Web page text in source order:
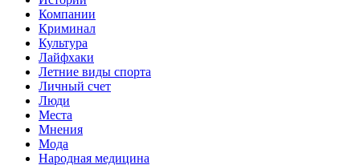
Компании
Криминал
Культура
Лайфхаки
Летние виды спорта
Личный счет
Люди
Места
Мнения
Мода
Народная медицина